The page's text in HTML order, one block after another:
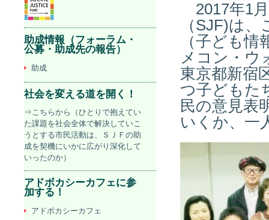
2017年1
（SJF)は
（子ども
メコン・ウ
東京都新宿
つ子どもた
民の意見表
いくか、一
助成情報（フォーラム・
公募・助成先の報告）
助成
社会を変える道を開く！
⇒こちらから（ひとりで抱えてい
た課題を社会全体で解決していこ
うとする市民活動は、ＳＪＦの助
成を契機にいかに広がり深化して
いったのか）
アドボカシーカフェに参
加する！
アドボカシーカフェ